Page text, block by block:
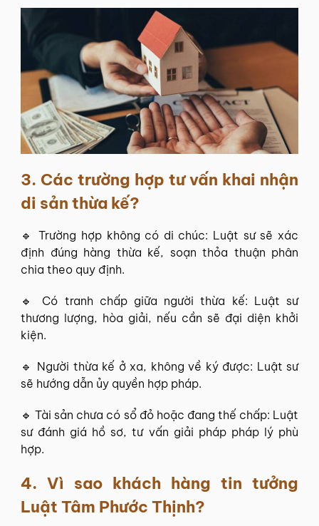
3. Các trường hợp tư vấn khai nhận
di sản thừa kế?
🔹 Trường hợp không có di chúc: Luật sư sẽ xác
định đúng hàng thừa kế, soạn thỏa thuận phân
chia theo quy định.
🔹 Có tranh chấp giữa người thừa kế: Luật sư
thương lượng, hòa giải, nếu cần sẽ đại diện khởi
kiện.
🔹 Người thừa kế ở xa, không về ký được: Luật sư
sẽ hướng dẫn ủy quyền hợp pháp.
🔹 Tài sản chưa có sổ đỏ hoặc đang thế chấp: Luật
sư đánh giá hồ sơ, tư vấn giải pháp pháp lý phù
hợp.
4. Vì sao khách hàng tin tưởng
Luật Tâm Phước Thịnh?